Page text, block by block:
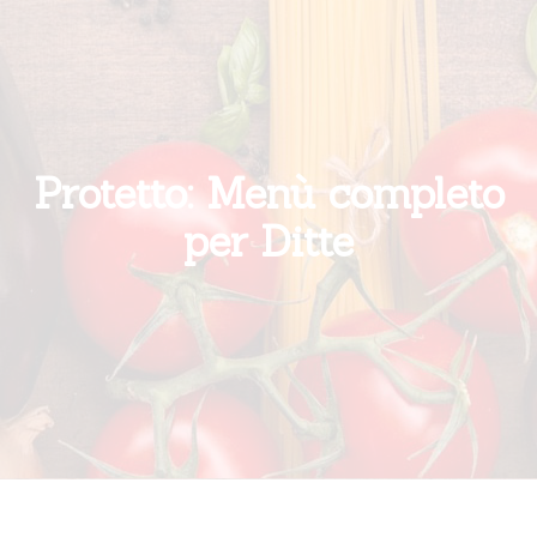
Protetto: Menù completo
per Ditte